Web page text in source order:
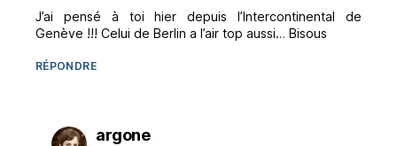
J’ai pensé à toi hier depuis l’Intercontinental de
Genève !!! Celui de Berlin a l’air top aussi… Bisous
RÉPONDRE
argonedit :